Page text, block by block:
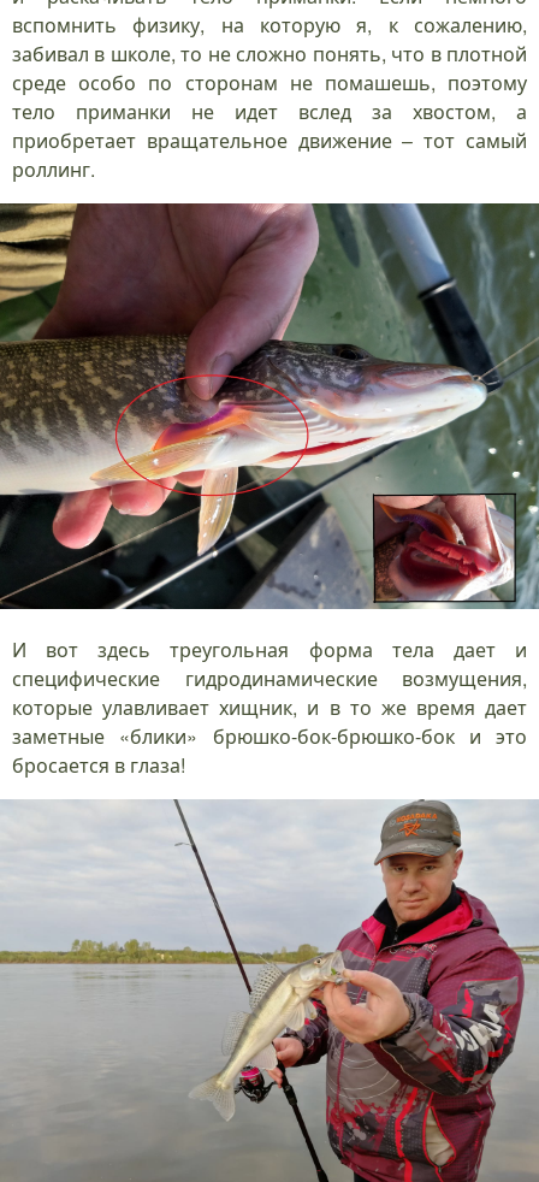
вспомнить физику, на которую я, к сожалению,
забивал в школе, то не сложно понять, что в плотной
среде особо по сторонам не помашешь, поэтому
тело приманки не идет вслед за хвостом, а
приобретает вращательное движение – тот самый
роллинг.
И вот здесь треугольная форма тела дает и
специфические гидродинамические возмущения,
которые улавливает хищник, и в то же время дает
заметные «блики» брюшко-бок-брюшко-бок и это
бросается в глаза!